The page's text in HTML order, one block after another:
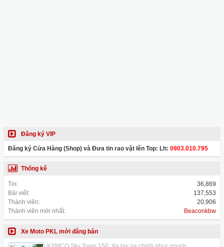
Đăng ký VIP
Đăng ký Cửa Hàng (Shop) và Đưa tin rao vặt lên Top: Lh: 0903.010.795
Thống kê
Tin:
36,869
Bài viết:
137,553
Thành viên:
20,906
Thành viên mới nhất:
Beaconkbw
Xe Moto PKL mới đăng bán